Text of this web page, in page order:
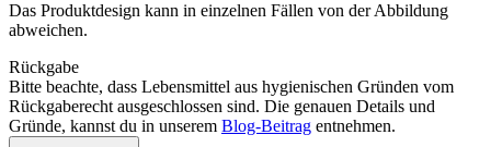
Das Produktdesign kann in einzelnen Fällen von der Abbildung
abweichen.
Rückgabe
Bitte beachte, dass Lebensmittel aus hygienischen Gründen vom
Rückgaberecht ausgeschlossen sind. Die genauen Details und
Gründe, kannst du in unserem Blog-Beitrag entnehmen.